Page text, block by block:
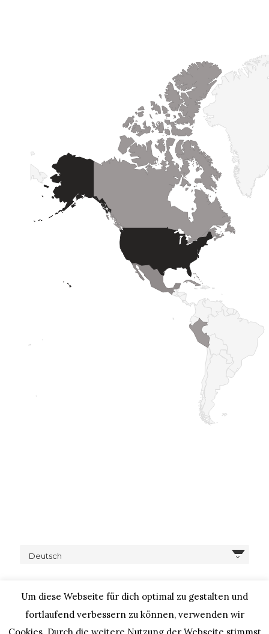
Deutsch
Um diese Webseite für dich optimal zu gestalten und
fortlaufend verbessern zu können, verwenden wir